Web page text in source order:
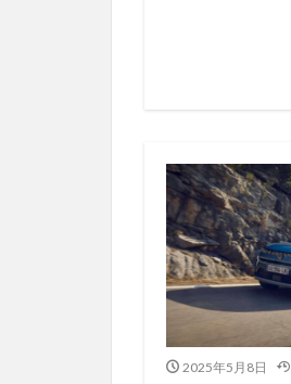
2025年5月8日